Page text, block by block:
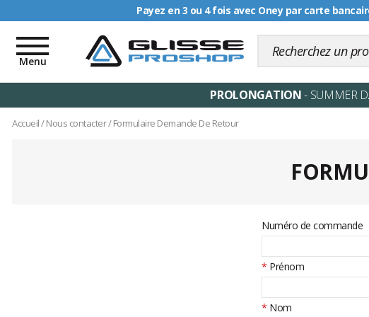
Payez en 3 ou 4 fois avec Oney par carte
Livraison offerte dès 99€
Toggle
navigation
Menu
PROLONGATION- SUMMER
Accueil/Nous contacter/Formulaire Demande De Retour
Numéro de commande
* Prénom
* Nom